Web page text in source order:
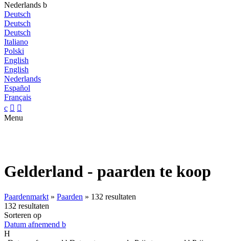
Nederlands b
Deutsch
Deutsch
Deutsch
Italiano
Polski
English
English
Nederlands
Español
Français
c  
Menu
Gelderland - paarden te koop
Paardenmarkt » Paarden » 132 resultaten
132 resultaten
Sorteren op
Datum afnemend b
H